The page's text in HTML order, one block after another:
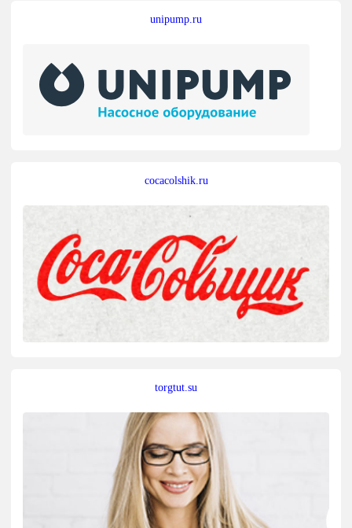
unipump.ru
cocacolshik.ru
torgtut.su